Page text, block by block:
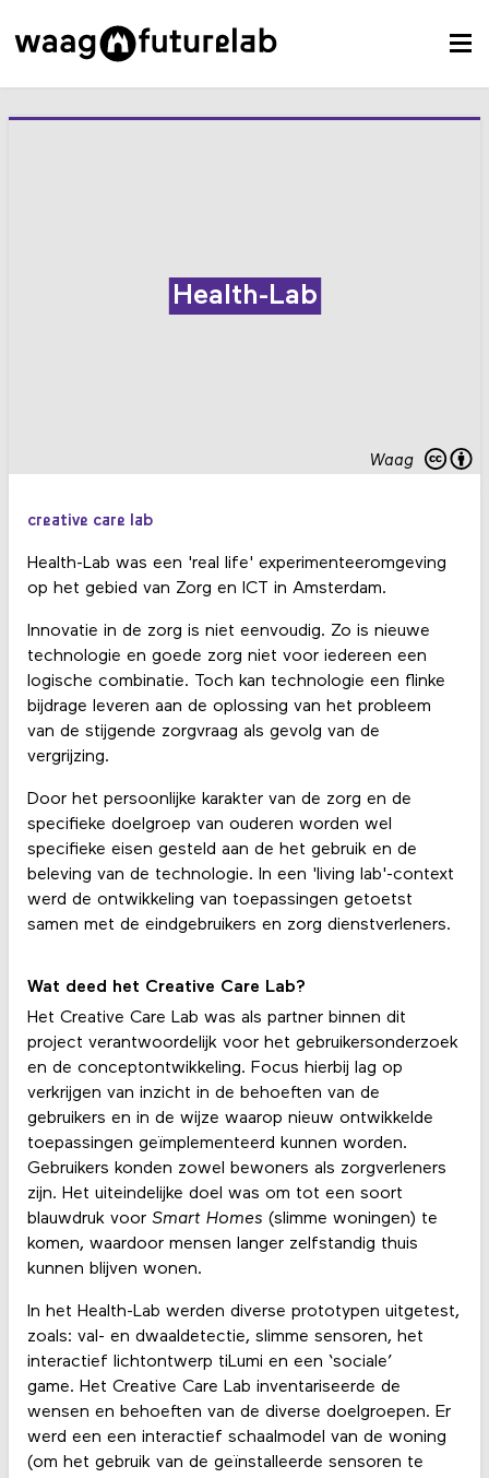
Waag
Health-Lab
creative care lab
Health-Lab was een 'real life' experimenteeromgeving
op het gebied van Zorg en ICT in Amsterdam.
Innovatie in de zorg is niet eenvoudig. Zo is nieuwe
technologie en goede zorg niet voor iedereen een
logische combinatie. Toch kan technologie een flinke
bijdrage leveren aan de oplossing van het probleem
van de stijgende zorgvraag als gevolg van de
vergrijzing.
Door het persoonlijke karakter van de zorg en de
specifieke doelgroep van ouderen worden wel
specifieke eisen gesteld aan de het gebruik en de
beleving van de technologie. In een 'living lab'-context
werd de ontwikkeling van toepassingen getoetst
samen met de eindgebruikers en zorg dienstverleners.
Wat deed het Creative Care Lab?
Het Creative Care Lab was als partner binnen dit
project verantwoordelijk voor het gebruikersonderzoek
en de conceptontwikkeling. Focus hierbij lag op
verkrijgen van inzicht in de behoeften van de
gebruikers en in de wijze waarop nieuw ontwikkelde
toepassingen geïmplementeerd kunnen worden.
Gebruikers konden zowel bewoners als zorgverleners
zijn. Het uiteindelijke doel was om tot een soort
blauwdruk voor Smart Homes (slimme woningen) te
komen, waardoor mensen langer zelfstandig thuis
kunnen blijven wonen.
In het Health-Lab werden diverse prototypen uitgetest,
zoals: val- en dwaaldetectie, slimme sensoren, het
interactief lichtontwerp tiLumi en een ‘sociale’
game. Het Creative Care Lab inventariseerde de
wensen en behoeften van de diverse doelgroepen. Er
werd een een interactief schaalmodel van de woning
(om het gebruik van de geïnstalleerde sensoren te